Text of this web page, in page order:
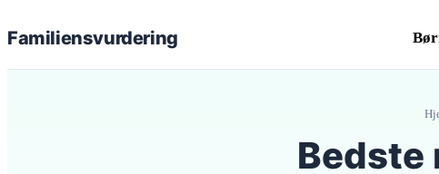
Familiensvurdering
Bedste